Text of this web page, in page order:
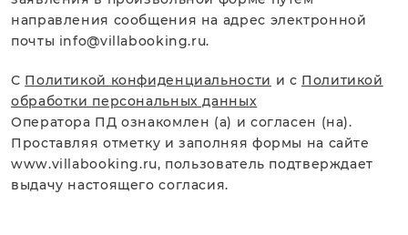
направления сообщения на адрес электронной
почты info@villabooking.ru.
С Политикой конфиденциальности и с Политикой
обработки персональных данных
Оператора ПД ознакомлен (а) и согласен (на).
Проставляя отметку и заполняя формы на сайте
www.villabooking.ru, пользователь подтверждает
выдачу настоящего согласия.